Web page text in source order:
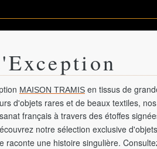
MAISON TRAMIS en tissus de
d'objets rares et de beaux textiles,
français à travers des étoffes
notre sélection exclusive
raconte une histoire singulière.